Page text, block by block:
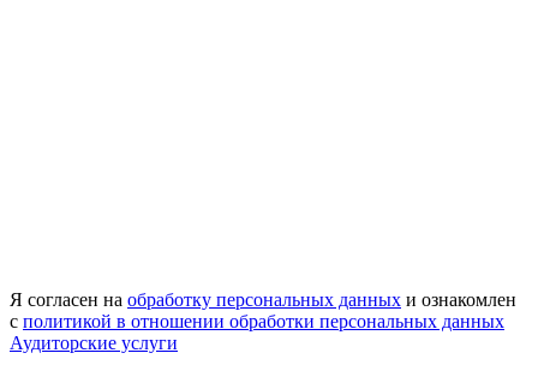
Я согласен на обработку персональных данных и ознакомлен
с политикой в отношении обработки персональных данных
Аудиторские услуги